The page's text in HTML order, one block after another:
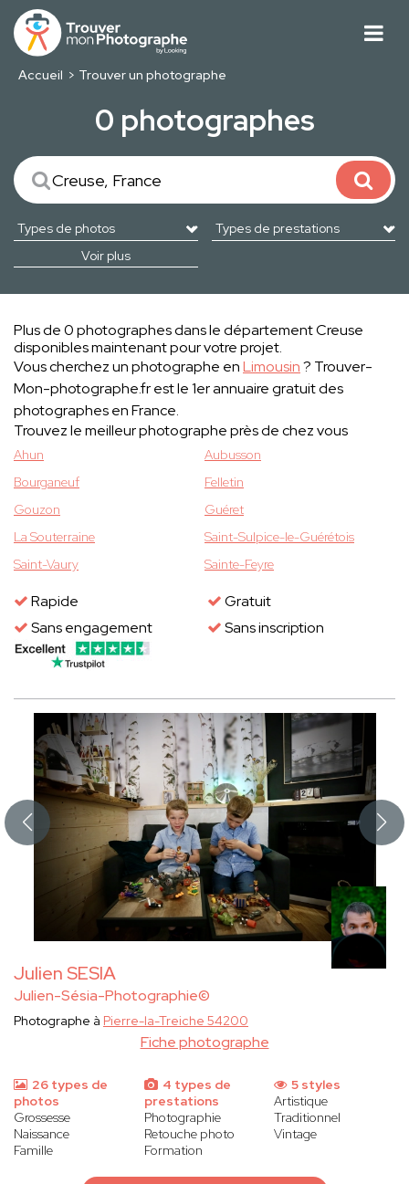
Accueil Trouver un photographe
0 photographes
Voir plus
Plus de 0 photographes dans le département Creuse
disponibles maintenant pour votre projet.
Vous cherchez un photographe enLimousin? Trouver-
Mon-photographe.fr est le 1er annuaire gratuit des
photographes en France.
Trouvez le meilleur photographe près de chez vous
Ahun
Aubusson
Bourganeuf
Felletin
Gouzon
Guéret
La Souterraine
Saint-Sulpice-le-Guérétois
Saint-Vaury
Sainte-Feyre
Rapide
Gratuit
Sans engagement
Sans inscription
Julien SESIA
Julien-Sésia-Photographie©
Fiche photographe
Photographe à Pierre-la-Treiche 54200
26 types de
photos
Grossesse
Naissance
Famille
4 types de
prestations
Photographie
Retouche photo
Formation
5 styles
Artistique
Traditionnel
Vintage